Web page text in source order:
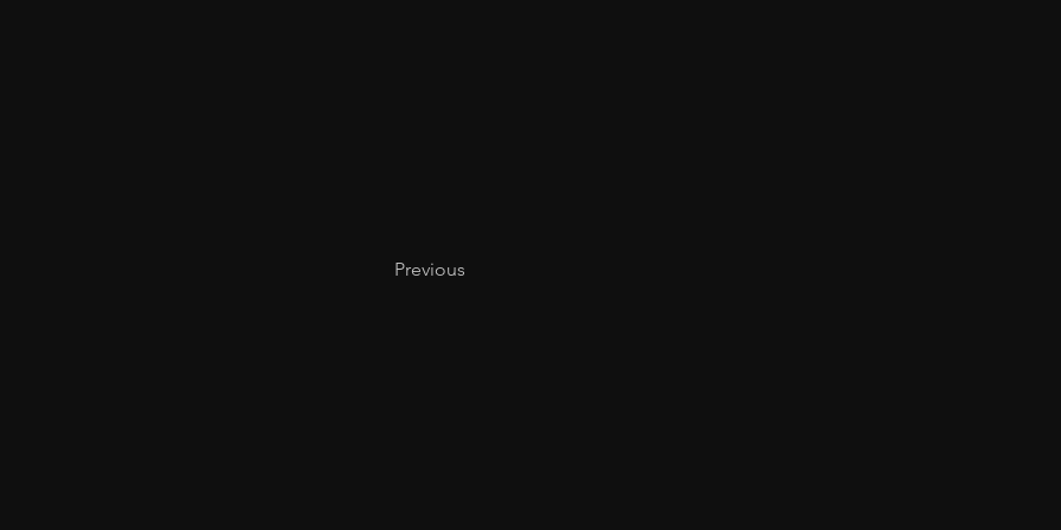
Previous